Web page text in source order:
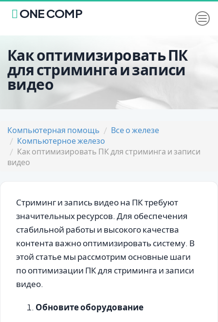
ONE COMP
Как оптимизировать ПК
для стриминга и записи
видео
Компьютерная помощь
Все о железе
Компьютерное железо
Как оптимизировать ПК для стриминга и записи
видео
Стриминг и запись видео на ПК требуют
значительных ресурсов. Для обеспечения
стабильной работы и высокого качества
контента важно оптимизировать систему. В
этой статье мы рассмотрим основные шаги
по оптимизации ПК для стриминга и записи
видео.
Обновите оборудование